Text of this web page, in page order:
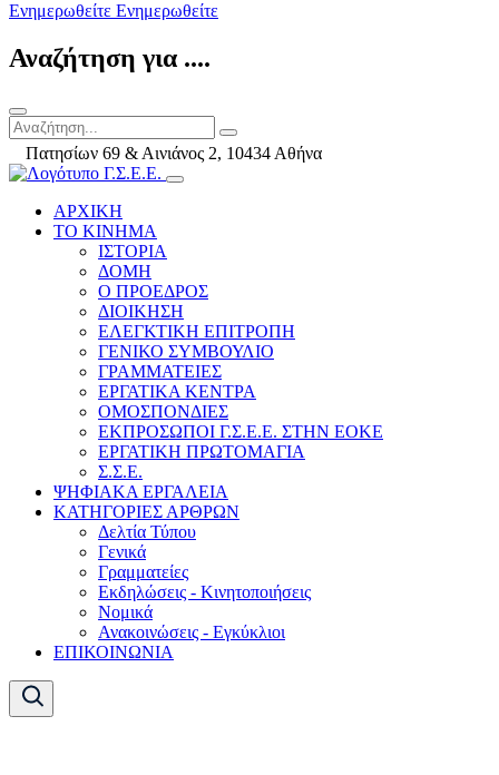
Ενημερωθείτε Ενημερωθείτε
Αναζήτηση για ....
Πατησίων 69 & Αινιάνος 2, 10434 Αθήνα
ΑΡΧΙΚΗ
ΤΟ ΚΙΝΗΜΑ
ΙΣΤΟΡΙΑ
ΔΟΜΗ
Ο ΠΡΟΕΔΡΟΣ
ΔΙΟΙΚΗΣΗ
ΕΛΕΓΚΤΙΚΗ ΕΠΙΤΡΟΠΗ
ΓΕΝΙΚΟ ΣΥΜΒΟΥΛΙΟ
ΓΡΑΜΜΑΤΕΙΕΣ
ΕΡΓΑΤΙΚΑ ΚΕΝΤΡΑ
ΟΜΟΣΠΟΝΔΙΕΣ
ΕΚΠΡΟΣΩΠΟΙ Γ.Σ.Ε.Ε. ΣΤΗΝ ΕΟΚΕ
ΕΡΓΑΤΙΚΗ ΠΡΩΤΟΜΑΓΙΑ
Σ.Σ.Ε.
ΨΗΦΙΑΚΑ ΕΡΓΑΛΕΙΑ
ΚΑΤΗΓΟΡΙΕΣ ΑΡΘΡΩΝ
Δελτία Τύπου
Γενικά
Γραμματείες
Εκδηλώσεις - Κινητοποιήσεις
Νομικά
Ανακοινώσεις - Εγκύκλιοι
ΕΠΙΚΟΙΝΩΝΙΑ